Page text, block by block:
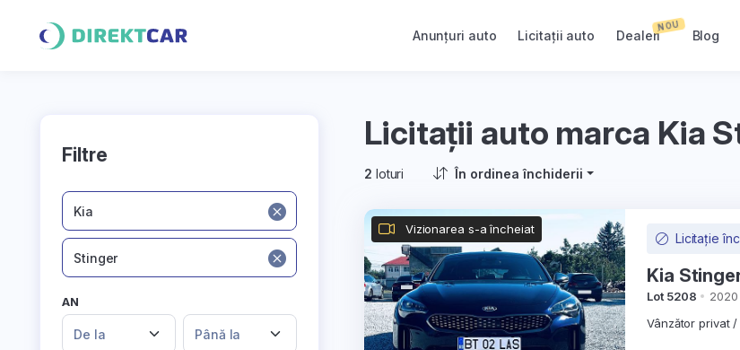
Anunțuri auto Licitații auto Dealeri
NOU
Blog
Filtre
Kia
Stinger
AN
De la Până la
Licitații auto marca Kia
2 loturi În ordinea închiderii
Vizionarea s-a încheiat
Licitație
Kia
Lot 5208 2020
Vânzător privat